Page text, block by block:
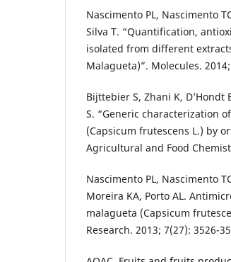
Nascimento PL, Nascimento
Silva T. “Quantification,
isolated from different
Malagueta)”. Molecules.
Bijttebier S, Zhani K, D’Hondt
S. “Generic characterization
(Capsicum frutescens L.) by
Agricultural and Food
Nascimento PL, Nascimento
Moreira KA, Porto AL.
malagueta (Capsicum
Research. 2013; 7(27): 3526-